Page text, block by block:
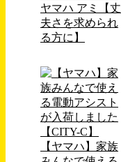
ヤマハ アミ【丈
夫さを求められ
る方に】
【ヤマハ】家族